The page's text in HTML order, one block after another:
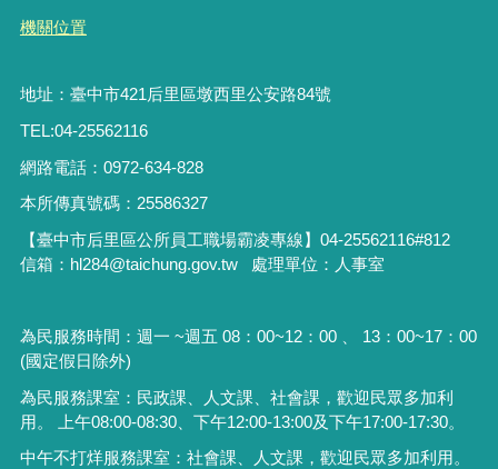
機關位置
地址：臺中市421后里區墩西里公安路84號
TEL:04-25562116
網路電話：0972-634-828
本所傳真號碼：25586327
【臺中市后里區公所員工職場霸凌專線】04-25562116#812
信箱：hl284@taichung.gov.tw 處理單位：人事室
為民服務時間：週一 ~週五 08：00~12：00 、 13：00~17：00
(國定假日除外)
為民服務課室：民政課、人文課、社會課，歡迎民眾多加利
用。 上午08:00-08:30、下午12:00-13:00及下午17:00-17:30。
中午不打烊服務課室：社會課、人文課，歡迎民眾多加利用。